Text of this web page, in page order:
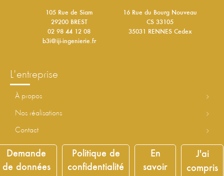
105 Rue de Siam
29200 BREST
02 98 44 12 08
b3i@iji-ingenierie.fr
16 Rue du Bourg Nouveau
CS 33105
35031 RENNES Cedex
l'entreprise
à propos
nos réalisations
contact
découvrir le groupe
Demande
de données
Politique de
confidentialité
En
savoir
J'ai
compris